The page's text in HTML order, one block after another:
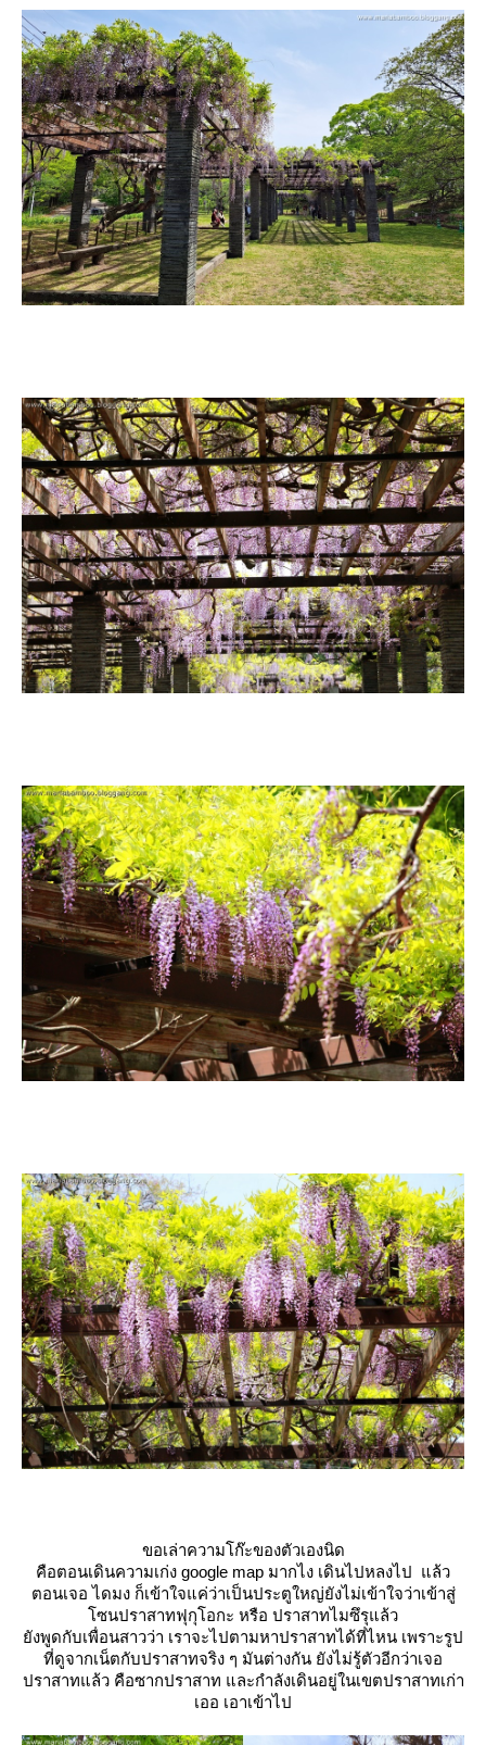
ขอเล่าความโก๊ะของตัวเองนิด
คือตอนเดินความเก่ง google map มากไง เดินไปหลงไป แล้ว
ตอนเจอ ไดมง ก็เข้าใจแค่ว่าเป็นประตูใหญ่ยังไม่เข้าใจว่าเข้าสู่
ซนปราสาทฟุกุโอกะ หรือ ปราสาทไมซึรุแล้ว
ังพูดกับเพื่อนสาวว่า เราจะไปตามหาปราสาทได้ที่ไหน เพราะรูป
ที่ดูจากเน็ตกับปราสาทจริง ๆ มันต่างกัน ยังไม่รู้ตัวอีกว่าเจอ
ปราสาทแล้ว คือซากปราสาท และกำลังเดินอยู่ในเขตปราสาทเก่า
เออ เอาเข้าไป